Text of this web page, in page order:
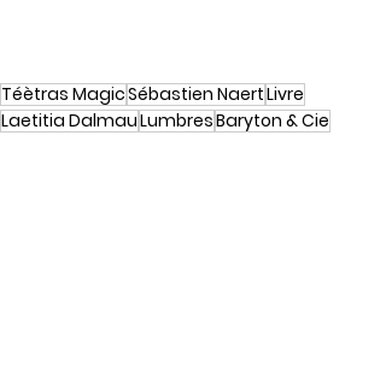
Téètras MagicSébastien NaertLivre
Laetitia DalmauLumbresBaryton & Cie